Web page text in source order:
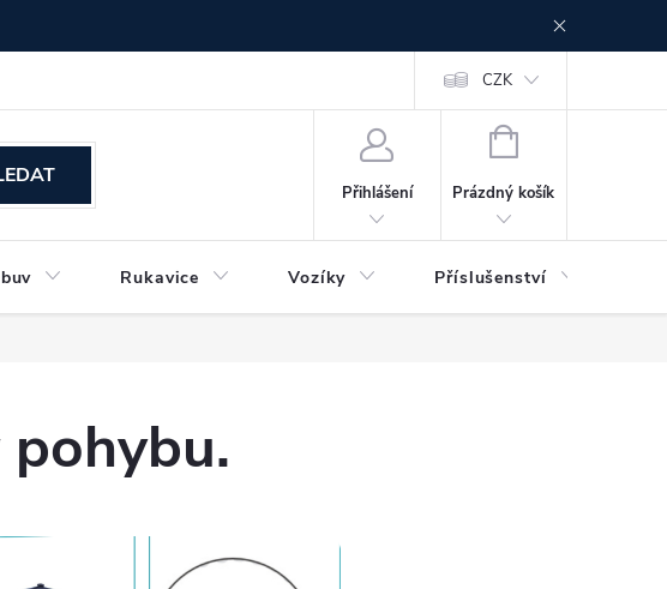
CZK
Přihlášení
NÁKUPNÍ
Prázdný košík
Rukavice Vozíky Příslušenství